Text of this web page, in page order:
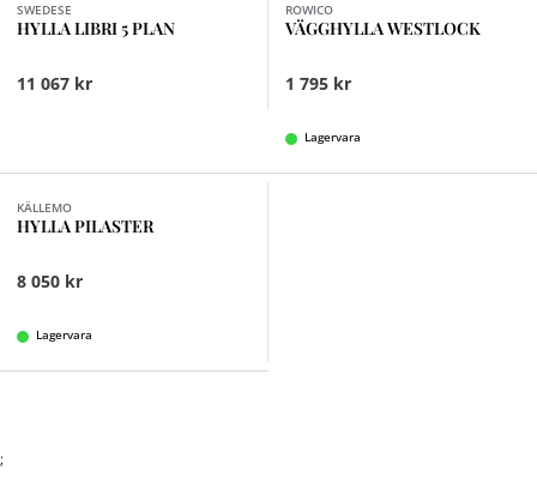
SWEDESE
HYLLA LIBRI 5 PLAN
11 067 kr
ROWICO
VÄGGHYLLA WESTLOCK
1 795 kr
Lagervara
KÄLLEMO
HYLLA PILASTER
8 050 kr
Lagervara
;